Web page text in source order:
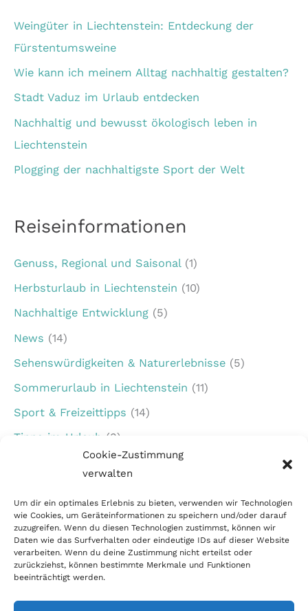
Cookie-Zustimmung
verwalten
Um dir ein optimales Erlebnis zu bieten, verwenden wir Technologien
wie Cookies, um Geräteinformationen zu speichern und/oder darauf
zuzugreifen. Wenn du diesen Technologien zustimmst, können wir
Daten wie das Surfverhalten oder eindeutige IDs auf dieser Website
verarbeiten. Wenn du deine Zustimmung nicht erteilst oder
zurückziehst, können bestimmte Merkmale und Funktionen
beeinträchtigt werden.
Weingüter in Liechtenstein: Entdeckung der
Fürstentumsweine
Wie kann ich meinem Alltag nachhaltig gestalten?
Stadt Vaduz im Urlaub entdecken
Nachhaltig und bewusst ökologisch leben in
Liechtenstein
Plogging der nachhaltigste Sport der Welt
Reiseinformationen
Genuss, Regional und Saisonal(1)
Herbsturlaub in Liechtenstein (10)
Nachhaltige Entwicklung (5)
News (14)
Sehenswürdigkeiten & Naturerlebnisse (5)
Sommerurlaub in Liechtenstein (11)
Sport & Freizeittipps (14)
Tipps im Urlaub (3)
Urlaub für Familien (7)
Winterurlaub in Liechtenstein (5)
Copyright © 2026
Liechtenstein